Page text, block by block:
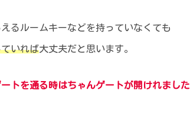
るルームキーなどを持っていなくても
いれば大丈夫だと思います。
トを通る時はちゃんゲートが開けれました